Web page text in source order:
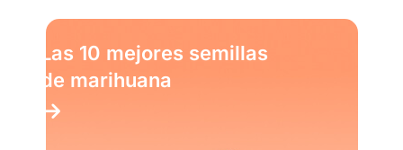
Las 10 mejores semillas
de marihuana